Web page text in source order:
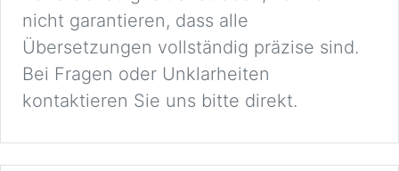
nicht garantieren, dass alle
Übersetzungen vollständig präzise sind.
Bei Fragen oder Unklarheiten
kontaktieren Sie uns bitte direkt.